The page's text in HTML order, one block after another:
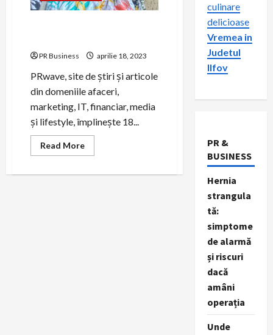
PR Business aprilie 18, 2023
PRwave, site de știri și articole
din domeniile afaceri,
marketing, IT, financiar, media
și lifestyle, împlinește 18...
Read MoreRead
more
aniversează
culinare
delicioase
Vremea in
Judetul
Ilfov
PR &
BUSINESS
Hernia
strangula
tă:
simptome
de alarmă
și riscuri
dacă
amâni
operația
Unde